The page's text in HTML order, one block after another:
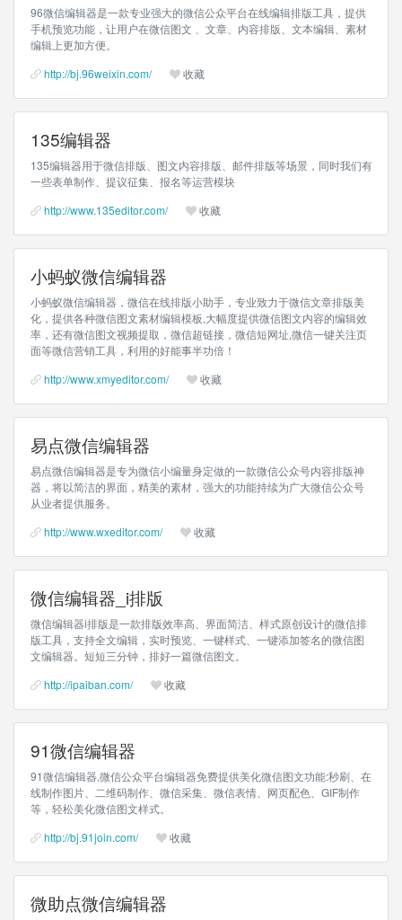
96微信编辑器是一款专业强大的微信公众平台在线编辑排版工具，提供
手机预览功能，让用户在微信图文 、文章、内容排版、文本编辑、素材
编辑上更加方便。
http://bj.96weixin.com/
收藏
135编辑器
135编辑器用于微信排版、图文内容排版、邮件排版等场景，同时我们有
一些表单制作、提议征集、报名等运营模块
http://www.135editor.com/
收藏
小蚂蚁微信编辑器
小蚂蚁微信编辑器，微信在线排版小助手，专业致力于微信文章排版美
化，提供各种微信图文素材编辑模板,大幅度提供微信图文内容的编辑效
率，还有微信图文视频提取，微信超链接，微信短网址,微信一键关注页
面等微信营销工具，利用的好能事半功倍！
http://www.xmyeditor.com/
收藏
易点微信编辑器
易点微信编辑器是专为微信小编量身定做的一款微信公众号内容排版神
器，将以简洁的界面，精美的素材，强大的功能持续为广大微信公众号
从业者提供服务。
http://www.wxeditor.com/
收藏
微信编辑器_i排版
微信编辑器i排版是一款排版效率高、界面简洁、样式原创设计的微信排
版工具，支持全文编辑，实时预览、一键样式、一键添加签名的微信图
文编辑器。短短三分钟，排好一篇微信图文。
http://ipaiban.com/
收藏
91微信编辑器
91微信编辑器,微信公众平台编辑器免费提供美化微信图文功能:秒刷、在
线制作图片、二维码制作、微信采集、微信表情、网页配色、GIF制作
等，轻松美化微信图文样式。
http://bj.91join.com/
收藏
微助点微信编辑器